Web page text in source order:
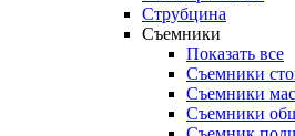
Струбцина
Съемники
Показать все
Съемники
Съемники
Съемники